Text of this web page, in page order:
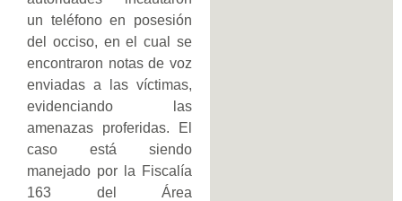
un teléfono en posesión
del occiso, en el cual se
encontraron notas de voz
enviadas a las víctimas,
evidenciando las
amenazas proferidas. El
caso está siendo
manejado por la Fiscalía
163 del Área